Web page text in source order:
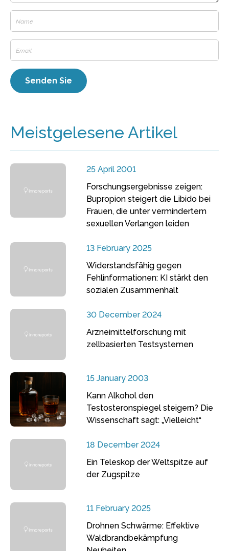
Meistgelesene Artikel
25 April 2001
Forschungsergebnisse zeigen:
Bupropion steigert die Libido bei
Frauen, die unter vermindertem
sexuellen Verlangen leiden
13 February 2025
Widerstandsfähig gegen
Fehlinformationen: KI stärkt den
sozialen Zusammenhalt
30 December 2024
Arzneimittelforschung mit
zellbasierten Testsystemen
15 January 2003
Kann Alkohol den
Testosteronspiegel steigern? Die
Wissenschaft sagt: „Vielleicht“
18 December 2024
Ein Teleskop der Weltspitze auf
der Zugspitze
11 February 2025
Drohnen Schwärme: Effektive
Waldbrandbekämpfung